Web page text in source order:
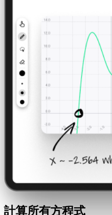
計算所有方程式